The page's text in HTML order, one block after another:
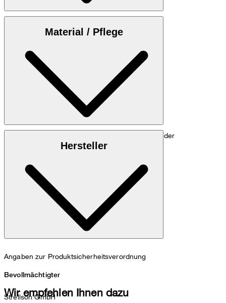
Material / Pflege
Luxuriöse Verarbeitung aus 100% Lammnappaleder
Hersteller
Angaben zur Produktsicherheitsverordnung
Bevollmächtigter
Strellson GmbH
Wir empfehlen Ihnen dazu